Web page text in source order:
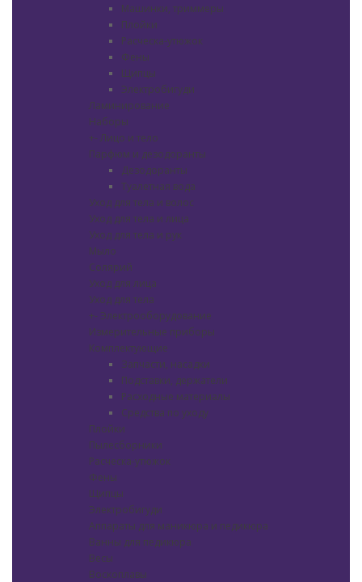
Машинки, триммеры
Плойки
Расческа-утюжок
Фены
Щипцы
Электробигуди
Ламинирование
Наборы
+- Лицо и тело
Парфюм и дезодоранты
Дезодоранты
Туалетная вода
Уход для тела и волос
Уход для тела и лица
Уход для тела и рук
Мыло
Солярий
Уход для лица
Уход для тела
+- Электрооборудование
Измерительные приборы
Комплектующие
Запчасти, насадки
Подставки, держатели
Расходные материалы
Средства по уходу
Плойки
Пылесборники
Расческа-утюжок
Фены
Щипцы
Электробигуди
Аппараты для маникюра и педикюра
Ванны для педикюра
Весы
Воскоплавы